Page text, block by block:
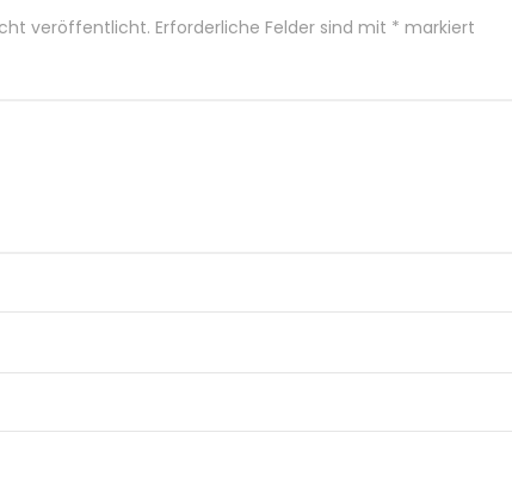
veröffentlicht. Erforderliche Felder sind mit * markiert